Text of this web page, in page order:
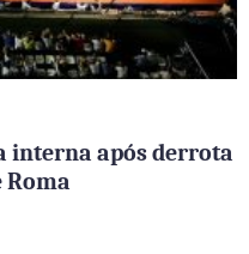
interna após derrota
Roma